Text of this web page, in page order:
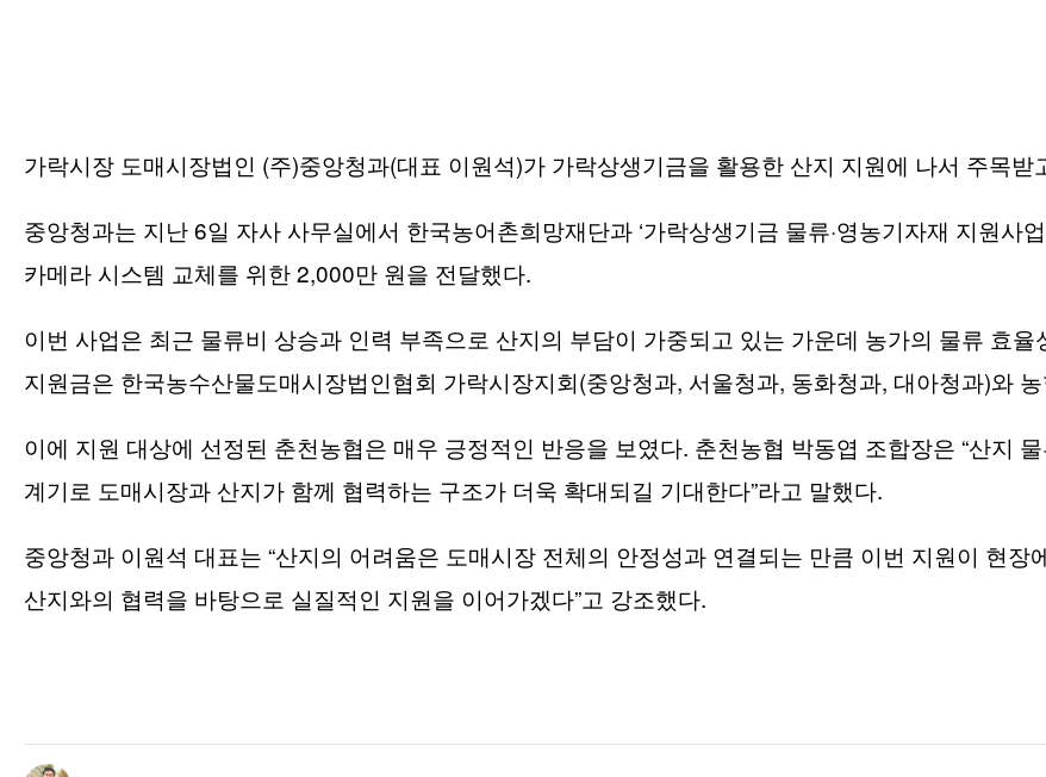
가락시장 도매시장법인 (주)중앙청과(대표 이원석)가 가락상생기금을 활용한 산지 지원에 나서 주목받
중앙청과는 지난 6일 자사 사무실에서 한국농어촌희망재단과 ‘가락상생기금 물류·영농기자재 지원사
카메라 시스템 교체를 위한 2,000만 원을 전달했다.
이번 사업은 최근 물류비 상승과 인력 부족으로 산지의 부담이 가중되고 있는 가운데 농가의 물류 효
지원금은 한국농수산물도매시장법인협회 가락시장지회(중앙청과, 서울청과, 동화청과, 대아청과)와
이에 지원 대상에 선정된 춘천농협은 매우 긍정적인 반응을 보였다. 춘천농협 박동엽 조합장은 “산지
계기로 도매시장과 산지가 함께 협력하는 구조가 더욱 확대되길 기대한다”라고 말했다.
중앙청과 이원석 대표는 “산지의 어려움은 도매시장 전체의 안정성과 연결되는 만큼 이번 지원이 현장
산지와의 협력을 바탕으로 실질적인 지원을 이어가겠다”고 강조했다.